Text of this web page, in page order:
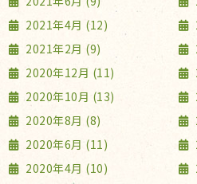
2021年4月 (12)
2021年2月 (9)
2020年12月 (11)
2020年10月 (13)
2020年8月 (8)
2020年6月 (11)
2020年4月 (10)